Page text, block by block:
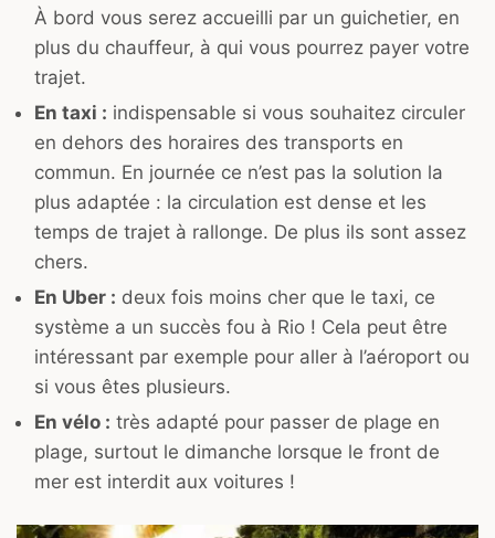
À bord vous serez accueilli par un guichetier, en
plus du chauffeur, à qui vous pourrez payer votre
trajet.
En taxi : indispensable si vous souhaitez circuler
en dehors des horaires des transports en
commun. En journée ce n’est pas la solution la
plus adaptée : la circulation est dense et les
temps de trajet à rallonge. De plus ils sont assez
chers.
En Uber : deux fois moins cher que le taxi, ce
système a un succès fou à Rio ! Cela peut être
intéressant par exemple pour aller à l’aéroport ou
si vous êtes plusieurs.
En vélo : très adapté pour passer de plage en
plage, surtout le dimanche lorsque le front de
mer est interdit aux voitures !